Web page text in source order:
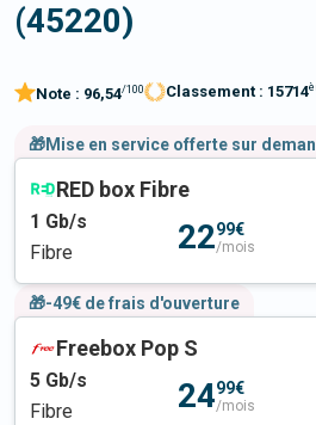
(45220)
Note : 96,54/100 Classement : 15714
🎁Mise en service offerte sur
RED box Fibre
1 Gb/s
Fibre
2299€
/mois
🎁-49€ de frais d'ouverture
Freebox Pop S
5 Gb/s
Fibre
2499€
/mois